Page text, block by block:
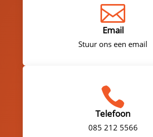

Email
Stuur ons een email

Telefoon
085 212 5566